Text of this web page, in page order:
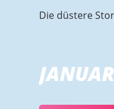
Die düstere